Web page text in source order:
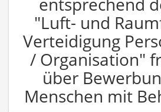
"Luft- und
Verteidigung
/ Organisation"
über
Menschen mit